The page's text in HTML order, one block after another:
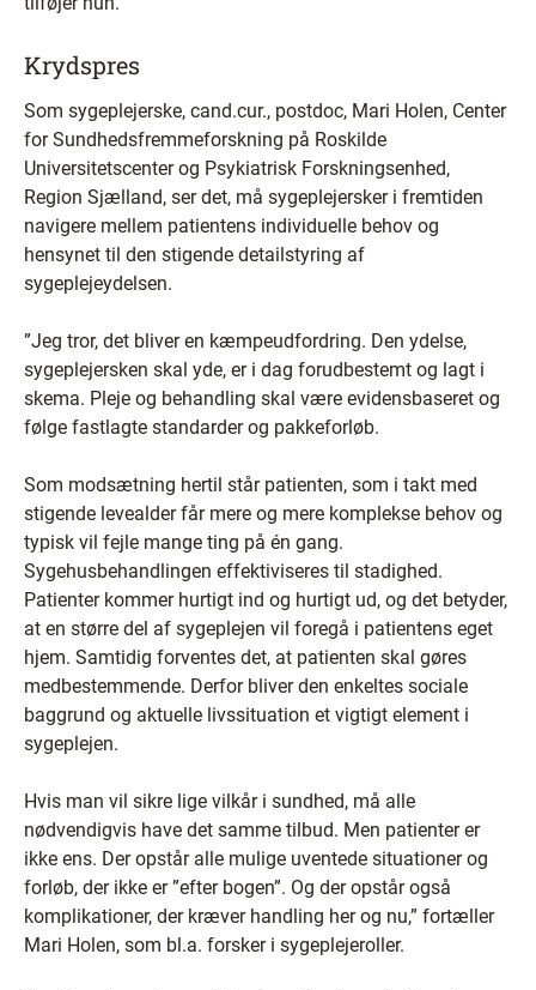
Krydspres
Som sygeplejerske, cand.cur., postdoc, Mari Holen, Center
for Sundhedsfremmeforskning på Roskilde
Universitetscenter og Psykiatrisk Forskningsenhed,
Region Sjælland, ser det, må sygeplejersker i fremtiden
navigere mellem patientens individuelle behov og
hensynet til den stigende detailstyring af
sygeplejeydelsen.
”Jeg tror, det bliver en kæmpeudfordring. Den ydelse,
sygeplejersken skal yde, er i dag forudbestemt og lagt i
skema. Pleje og behandling skal være evidensbaseret og
følge fastlagte standarder og pakkeforløb.
Som modsætning hertil står patienten, som i takt med
stigende levealder får mere og mere komplekse behov og
typisk vil fejle mange ting på én gang.
Sygehusbehandlingen effektiviseres til stadighed.
Patienter kommer hurtigt ind og hurtigt ud, og det betyder,
at en større del af sygeplejen vil foregå i patientens eget
hjem. Samtidig forventes det, at patienten skal gøres
medbestemmende. Derfor bliver den enkeltes sociale
baggrund og aktuelle livssituation et vigtigt element i
sygeplejen.
Hvis man vil sikre lige vilkår i sundhed, må alle
nødvendigvis have det samme tilbud. Men patienter er
ikke ens. Der opstår alle mulige uventede situationer og
forløb, der ikke er ”efter bogen”. Og der opstår også
komplikationer, der kræver handling her og nu,” fortæller
Mari Holen, som bl.a. forsker i sygeplejeroller.